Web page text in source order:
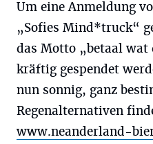
Um eine Anmeldung
„Sofies Mind*truck“
das Motto „betaal wat
kräftig gespendet
nun sonnig, ganz
Regenalternativen
www.neanderland-